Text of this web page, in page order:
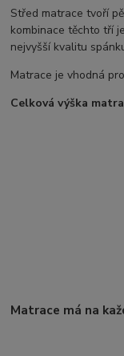
Střed matrace tvoří
kombinace těchto tří
nejvyšší kvalitu
Matrace je vhodná
Celková výška
Matrace má na